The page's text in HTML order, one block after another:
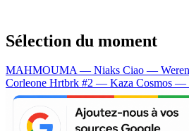
Sélection du moment
MAHMOUMA — Niaks Ciao —
Corleone Hrtbrk #2 — Kaza Cosmos —